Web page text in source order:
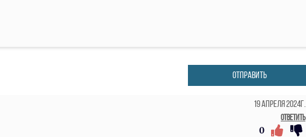
ОТПРАВИТЬ
19 Апреля 2024г.
Ответить
0